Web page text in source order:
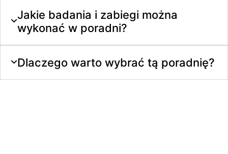
Jakie badania i zabiegi można
wykonać w poradni?
Dlaczego warto wybrać tą poradnię?